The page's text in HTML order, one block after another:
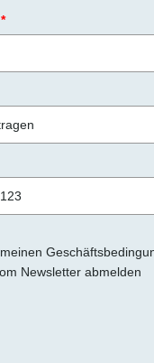
*
Newsletter abmelden